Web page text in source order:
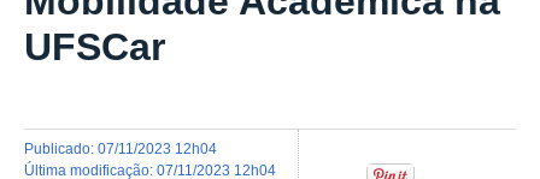
UFSCar
publicado: 07/11/2023 12h04
última modificação: 07/11/2023 12h04